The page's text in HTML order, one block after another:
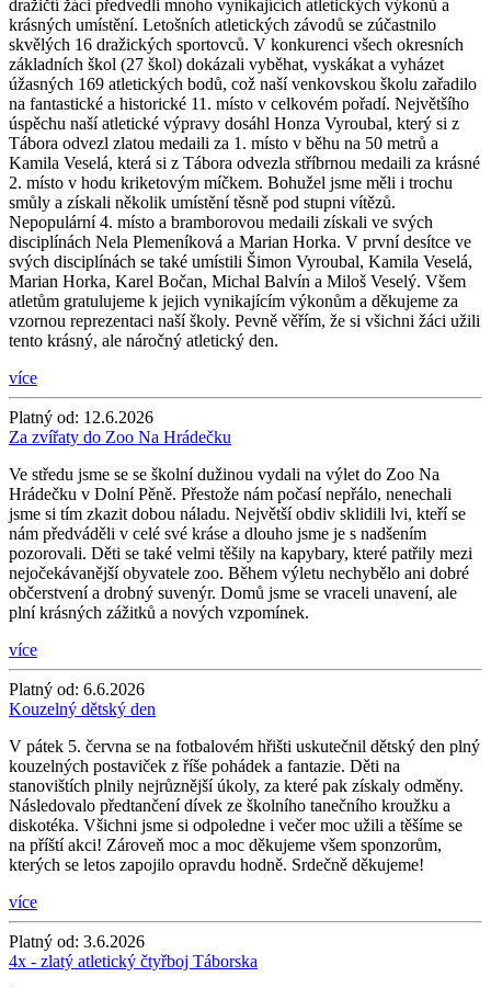
dražičtí žáci předvedli mnoho vynikajících atletických výkonů a
krásných umístění. Letošních atletických závodů se zúčastnilo
skvělých 16 dražických sportovců. V konkurenci všech okresních
základních škol (27 škol) dokázali vyběhat, vyskákat a vyházet
úžasných 169 atletických bodů, což naší venkovskou školu zařadilo
na fantastické a historické 11. místo v celkovém pořadí. Největšího
úspěchu naší atletické výpravy dosáhl Honza Vyroubal, který si z
Tábora odvezl zlatou medaili za 1. místo v běhu na 50 metrů a
Kamila Veselá, která si z Tábora odvezla stříbrnou medaili za krásné
2. místo v hodu kriketovým míčkem. Bohužel jsme měli i trochu
smůly a získali několik umístění těsně pod stupni vítězů.
Nepopulární 4. místo a bramborovou medaili získali ve svých
disciplínách Nela Plemeníková a Marian Horka. V první desítce ve
svých disciplínách se také umístili Šimon Vyroubal, Kamila Veselá,
Marian Horka, Karel Bočan, Michal Balvín a Miloš Veselý. Všem
atletům gratulujeme k jejich vynikajícím výkonům a děkujeme za
vzornou reprezentaci naší školy. Pevně věřím, že si všichni žáci užili
tento krásný, ale náročný atletický den.
více
Platný od: 12.6.2026
Za zvířaty do Zoo Na Hrádečku
Ve středu jsme se se školní dužinou vydali na výlet do Zoo Na
Hrádečku v Dolní Pěně. Přestože nám počasí nepřálo, nenechali
jsme si tím zkazit dobou náladu. Největší obdiv sklidili lvi, kteří se
nám předváděli v celé své kráse a dlouho jsme je s nadšením
pozorovali. Děti se také velmi těšily na kapybary, které patřily mezi
nejočekávanější obyvatele zoo. Během výletu nechybělo ani dobré
občerstvení a drobný suvenýr. Domů jsme se vraceli unavení, ale
plní krásných zážitků a nových vzpomínek.
více
Platný od: 6.6.2026
Kouzelný dětský den
V pátek 5. června se na fotbalovém hřišti uskutečnil dětský den plný
kouzelných postaviček z říše pohádek a fantazie. Děti na
stanovištích plnily nejrůznější úkoly, za které pak získaly odměny.
Následovalo předtančení dívek ze školního tanečního kroužku a
diskotéka. Všichni jsme si odpoledne i večer moc užili a těšíme se
na příští akci! Zároveň moc a moc děkujeme všem sponzorům,
kterých se letos zapojilo opravdu hodně. Srdečně děkujeme!
více
Platný od: 3.6.2026
4x - zlatý atletický čtyřboj Táborska